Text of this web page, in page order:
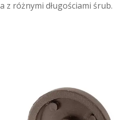
z różnymi długościami śrub.